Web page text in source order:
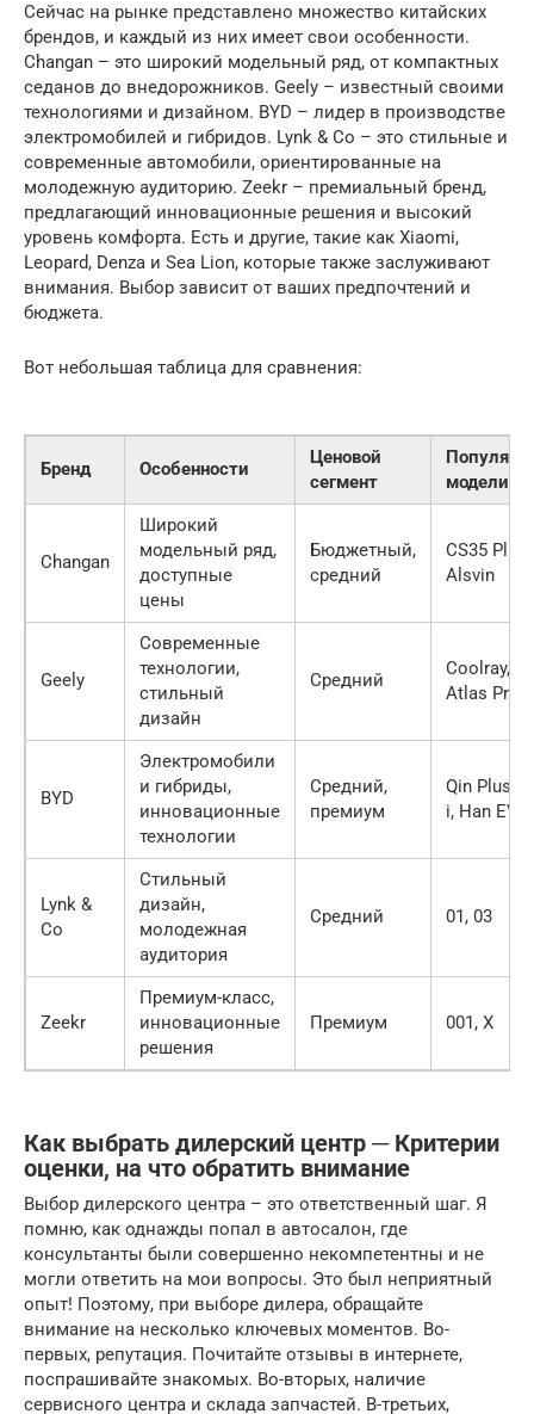
Сейчас на рынке представлено множество китайских
брендов, и каждый из них имеет свои особенности.
Changan – это широкий модельный ряд, от компактных
седанов до внедорожников. Geely – известный своими
технологиями и дизайном. BYD – лидер в производстве
электромобилей и гибридов. Lynk & Co – это стильные и
современные автомобили, ориентированные на
молодежную аудиторию. Zeekr – премиальный бренд,
предлагающий инновационные решения и высокий
уровень комфорта. Есть и другие, такие как Xiaomi,
Leopard, Denza и Sea Lion, которые также заслуживают
внимания. Выбор зависит от ваших предпочтений и
бюджета.
Вот небольшая таблица для сравнения:
Бренд Особенности
Ценовой
сегмент
модели
Changan
Широкий
модельный ряд,
доступные
цены
Бюджетный,
средний
CS35 Plus,
Alsvin
Geely
Современные
технологии,
стильный
дизайн
Средний
Coolray,
Atlas Pro
BYD
Электромобили
и гибриды,
инновационные
технологии
Средний,
премиум
Qin Plus
i, Han EV
Lynk &
Co
Стильный
дизайн,
молодежная
аудитория
Средний 01, 03
Zeekr
Премиум-класс,
инновационные
решения
Премиум 001, X
Как выбрать дилерский центр ─ Критерии
оценки, на что обратить внимание
Выбор дилерского центра – это ответственный шаг. Я
помню, как однажды попал в автосалон, где
консультанты были совершенно некомпетентны и не
могли ответить на мои вопросы. Это был неприятный
опыт! Поэтому, при выборе дилера, обращайте
внимание на несколько ключевых моментов. Во-
первых, репутация. Почитайте отзывы в интернете,
поспрашивайте знакомых. Во-вторых, наличие
сервисного центра и склада запчастей. В-третьих,